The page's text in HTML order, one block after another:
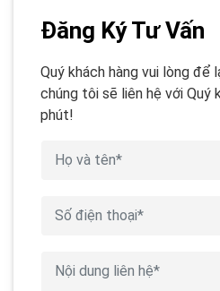
Đăng Ký Tư Vấn
Quý khách hàng vui lòng để
chúng tôi sẽ liên hệ với Quý
phút!